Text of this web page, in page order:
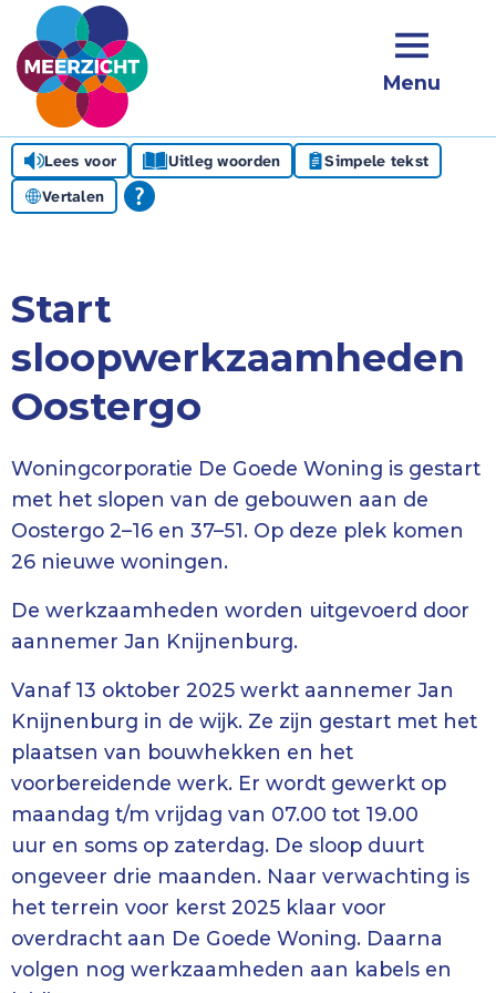
Menu
Lees voor Uitleg woorden
Simpele tekst
Vertalen
Start
sloopwerkzaamheden
Oostergo
Woningcorporatie De Goede Woning is gestart
met het slopen van de gebouwen aan de
Oostergo 2–16 en 37–51. Op deze plek komen
26 nieuwe woningen.
De werkzaamheden worden uitgevoerd door
aannemer Jan Knijnenburg.
Vanaf 13 oktober 2025 werkt aannemer Jan
Knijnenburg in de wijk. Ze zijn gestart met het
plaatsen van bouwhekken en het
voorbereidende werk. Er wordt gewerkt op
maandag t/m vrijdag van 07.00 tot 19.00
uur en soms op zaterdag. De sloop duurt
ongeveer drie maanden. Naar verwachting is
het terrein voor kerst 2025 klaar voor
overdracht aan De Goede Woning. Daarna
volgen nog werkzaamheden aan kabels en